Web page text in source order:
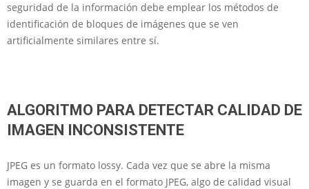
seguridad de la información debe emplear los métodos de
identificación de bloques de imágenes que se ven
artificialmente similares entre sí.
ALGORITMO PARA DETECTAR CALIDAD DE
IMAGEN INCONSISTENTE
JPEG es un formato lossy. Cada vez que se abre la misma
imagen y se guarda en el formato JPEG, algo de calidad visual